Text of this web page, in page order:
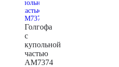
Голгофа
с
купольной
частью
AM7374